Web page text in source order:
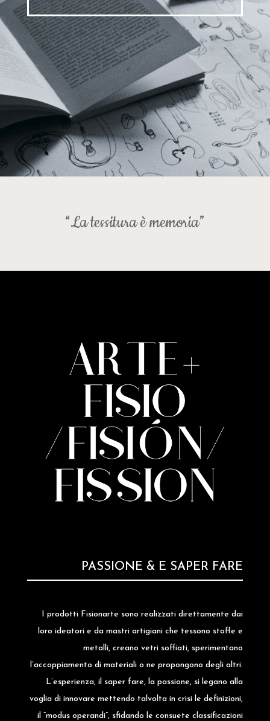
“La tessitura è memoria”
PASSIONE & E SAPER FARE
I prodotti Fisionarte sono realizzati direttamente dai
loro ideatori e da mastri artigiani che tessono stoffe e
metalli, creano vetri soffiati, sperimentano
l’accoppiamento di materiali o ne propongono degli altri.
L’esperienza, il saper fare, la passione, si legano alla
voglia di innovare mettendo talvolta in crisi le definizioni,
il “modus operandi”, sfidando le consuete classificazioni